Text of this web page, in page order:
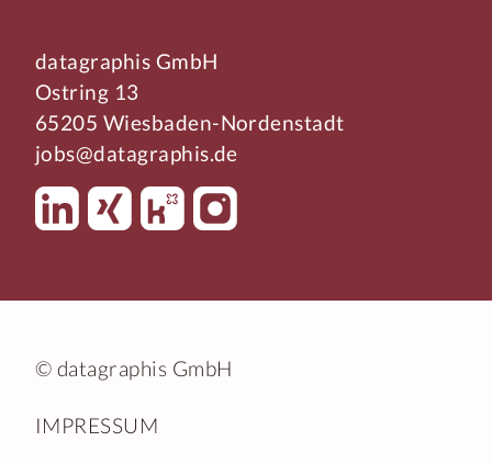
datagraphis GmbH
Ostring 13
65205 Wiesbaden-Nordenstadt
jobs@datagraphis.de
© datagraphis GmbH
IMPRESSUM